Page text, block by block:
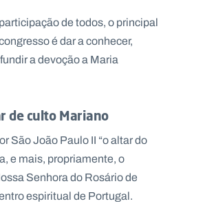
de todos, o principal
é dar a conhecer,
a devoção a Maria
de culto Mariano
São João Paulo II “o altar do
e mais, propriamente, o
Senhora do Rosário de
espiritual de Portugal.